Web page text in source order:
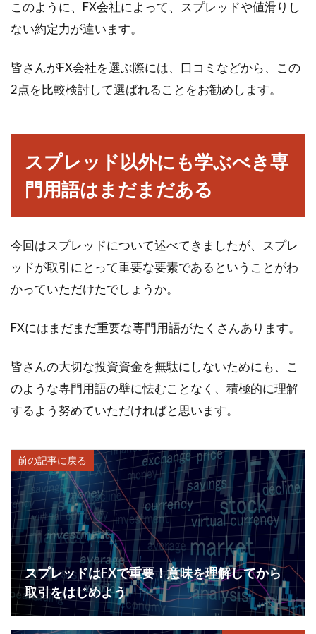
このように、FX会社によって、スプレッドや値滑りし
ない約定力が違います。
皆さんがFX会社を選ぶ際には、口コミなどから、この
2点を比較検討して選ばれることをお勧めします。
スプレッド以外にも学ぶべき専
門用語はまだまだある
今回はスプレッドについて述べてきましたが、スプレ
ッドが取引にとって重要な要素であるということがわ
かっていただけたでしょうか。
FXにはまだまだ重要な専門用語がたくさんあります。
皆さんの大切な投資資金を無駄にしないためにも、こ
のような専門用語の壁に怯むことなく、積極的に理解
するよう努めていただければと思います。
前の記事に戻る
スプレッドはFXで重要！意味を理解してから
取引をはじめよう